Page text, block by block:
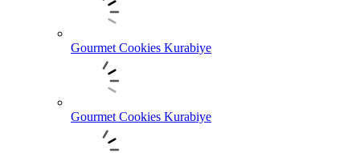
Gourmet Cookies Kurabiye
Gourmet Cookies Kurabiye